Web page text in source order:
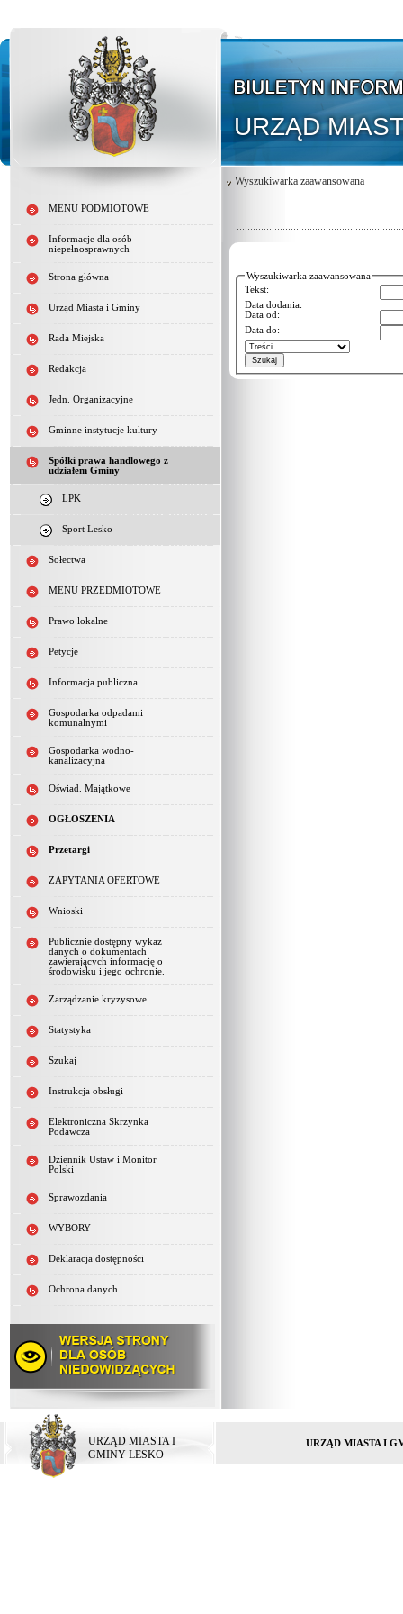
URZĄD
MENU PODMIOTOWE
Informacje dla osób
niepełnosprawnych
Strona główna
Urząd Miasta i Gminy
Rada Miejska
Redakcja
Jedn. Organizacyjne
Gminne instytucje kultury
Spółki prawa handlowego z
udziałem Gminy
LPK
Sport Lesko
Sołectwa
MENU PRZEDMIOTOWE
Prawo lokalne
Petycje
Informacja publiczna
Gospodarka odpadami
komunalnymi
Gospodarka wodno-
kanalizacyjna
Oświad. Majątkowe
OGŁOSZENIA
Przetargi
ZAPYTANIA OFERTOWE
Wnioski
Publicznie dostępny wykaz
danych o dokumentach
zawierających informację o
środowisku i jego ochronie.
Zarządzanie kryzysowe
Statystyka
Szukaj
Instrukcja obsługi
Elektroniczna Skrzynka
Podawcza
Dziennik Ustaw i Monitor
Polski
Sprawozdania
WYBORY
Deklaracja dostępności
Ochrona danych
Wyszukiwarka zaawansowana
Wyszukiwarka zaawansowana
Tekst:
Data dodania:
Data od:
Data do:
URZĄD MIASTA I
GMINY LESKO
URZĄD MIASTA I